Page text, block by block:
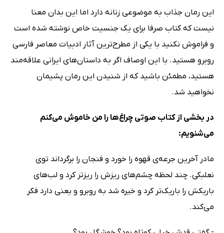
این رمان جذاب به موضوعی زنانه دارد اما این بدان معنا
نیست که کتاب صرفا برای یک جنسیت خاص نوشته شده است
و فراموش نکنید با یکی از مطرح‌ترین آثار ادبیات معاصر فارسی
روبرو هستید. با این اوصاف اگر به داستان‌های ایرانی علاقه‌مند
هستید، مطمئن باشید که از شنیدن این رمان پشیمان
نخواهید شد.
در بخشی از کتاب صوتی چراغ‌ها را من خاموش می‌کنم
می‌شنویم:
مادر آخرین جرعه‌ی قهوه را خورد و فنجان را برگرداند توی
نعلبکی. چند لحظه چشم‌های ریزش را ریزتر کرد و لب‌های
باریکش را باریک‌تر کرد و خیره شد به روبرو و یعنی دارد فکر
می‌کند.